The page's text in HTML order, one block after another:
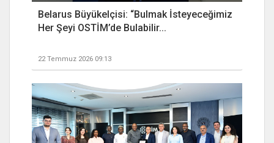
Belarus Büyükelçisi: “Bulmak İsteyeceğimiz
Her Şeyi OSTİM’de Bulabilir...
22 Temmuz 2026 09:13